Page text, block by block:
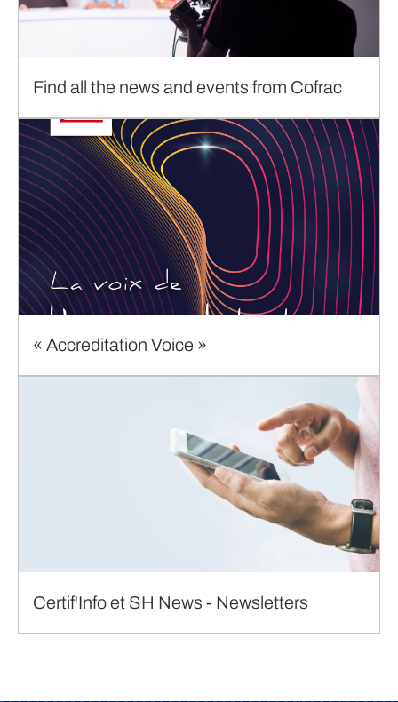
Find all the news and events from Cofrac
« Accreditation Voice »
Certif'Info et SH News - Newsletters